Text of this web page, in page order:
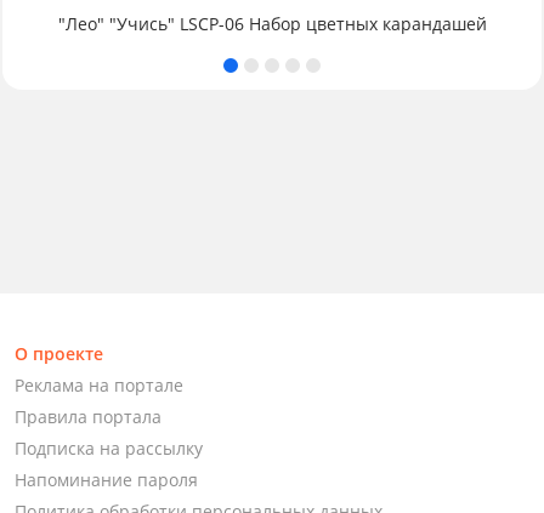
"Лео" "Учись" LSCP-06 Набор цветных карандашей
О проекте
Реклама на портале
Правила портала
Подписка на рассылку
Напоминание пароля